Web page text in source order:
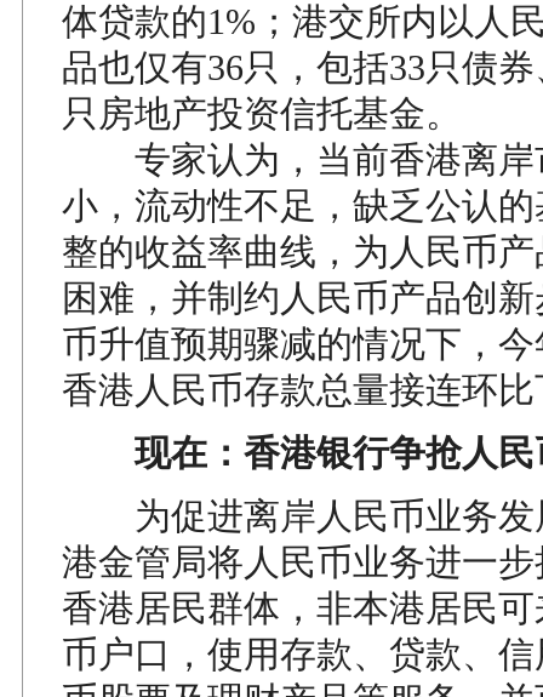
体贷款的1%；港交所内以人
品也仅有36只，包括33只债
只房地产投资信托基金。
专家认为，当前香港离岸
小，流动性不足，缺乏公认
整的收益率曲线，为人民币
困难，并制约人民币产品创
币升值预期骤减的情况下，
香港人民币存款总量接连环
现在：香港银行争抢人
为促进离岸人民币业务发
港金管局将人民币业务进一
香港居民群体，非本港居民
币户口，使用存款、贷款、